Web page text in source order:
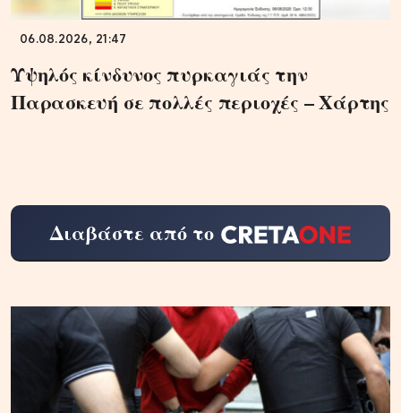
06.08.2026, 21:47
Υψηλός κίνδυνος πυρκαγιάς την
Παρασκευή σε πολλές περιοχές – Χάρτης
Διαβάστε από το